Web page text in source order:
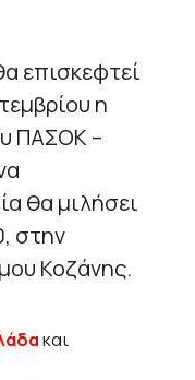
επισκεφτεί
η
ΠΑΣΟΚ –
θα μιλήσει
στην
Κοζάνης.
και